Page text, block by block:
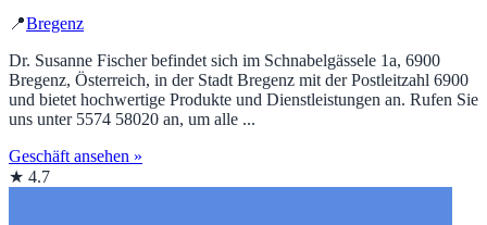
📍Bregenz
Dr. Susanne Fischer befindet sich im Schnabelgässele 1a, 6900
Bregenz, Österreich, in der Stadt Bregenz mit der Postleitzahl 6900
und bietet hochwertige Produkte und Dienstleistungen an. Rufen Sie
uns unter 5574 58020 an, um alle ...
Geschäft ansehen »
★ 4.7